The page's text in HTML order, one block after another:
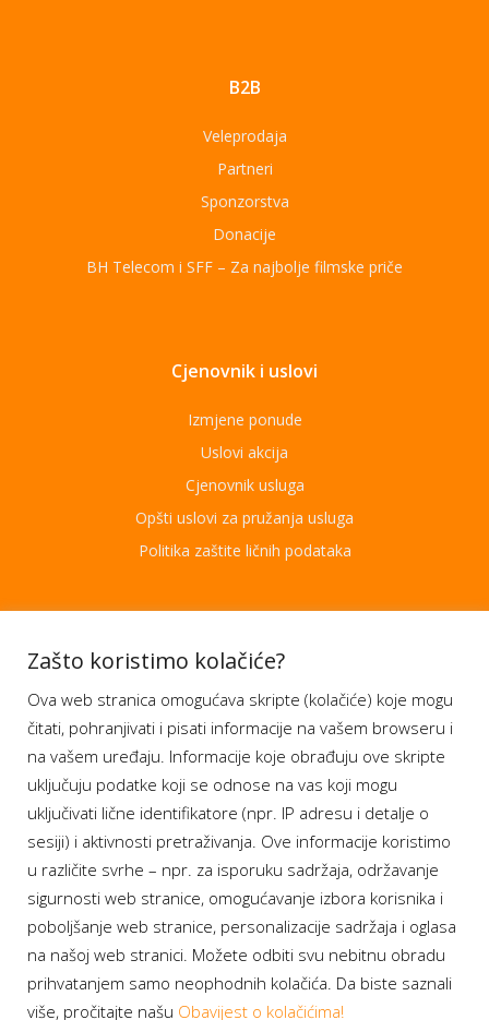
B2B
Veleprodaja
Partneri
Sponzorstva
Donacije
BH Telecom i SFF – Za najbolje filmske priče
Cjenovnik i uslovi
Izmjene ponude
Uslovi akcija
Cjenovnik usluga
Opšti uslovi za pružanja usluga
Politika zaštite ličnih podataka
Aplikacije
Moj BH Telecom
Dostupnost usluga
Moja webTV
Aukcije BH Telecom
Program lojalnosti
Bonus plus
Prijava za newsletter
Zašto koristimo kolačiće?
Ova web stranica omogućava skripte (kolačiće) koje mogu
čitati, pohranjivati i pisati informacije na vašem browseru i
na vašem uređaju. Informacije koje obrađuju ove skripte
uključuju podatke koji se odnose na vas koji mogu
uključivati lične identifikatore (npr. IP adresu i detalje o
sesiji) i aktivnosti pretraživanja. Ove informacije koristimo
u različite svrhe – npr. za isporuku sadržaja, održavanje
sigurnosti web stranice, omogućavanje izbora korisnika i
poboljšanje web stranice, personalizacije sadržaja i oglasa
na našoj web stranici. Možete odbiti svu nebitnu obradu
prihvatanjem samo neophodnih kolačića. Da biste saznali
više, pročitajte našu Obavijest o kolačićima!